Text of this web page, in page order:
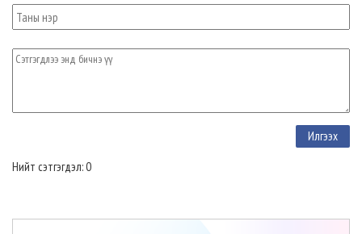
Нийт сэтгэгдэл: 0